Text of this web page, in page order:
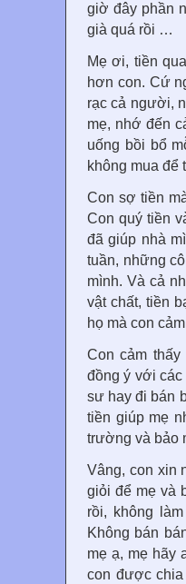
giờ đây phần
già quá rồi …
Mẹ ơi, tiền
hơn con. Cứ
rạc cả người,
mẹ, nhớ đến
uống bồi bổ
không mua
Con sợ tiền
Con quý tiền
đã giúp nhà
tuần, những
mình. Và cả
vật chất, tiền
họ mà con
Con cảm
đồng ý với
sư hay đi bán
tiền giúp mẹ
trường và bảo
Vâng, con xin
giỏi để mẹ và
rồi, không
Không bán
mẹ ạ, mẹ hãy
con được chia